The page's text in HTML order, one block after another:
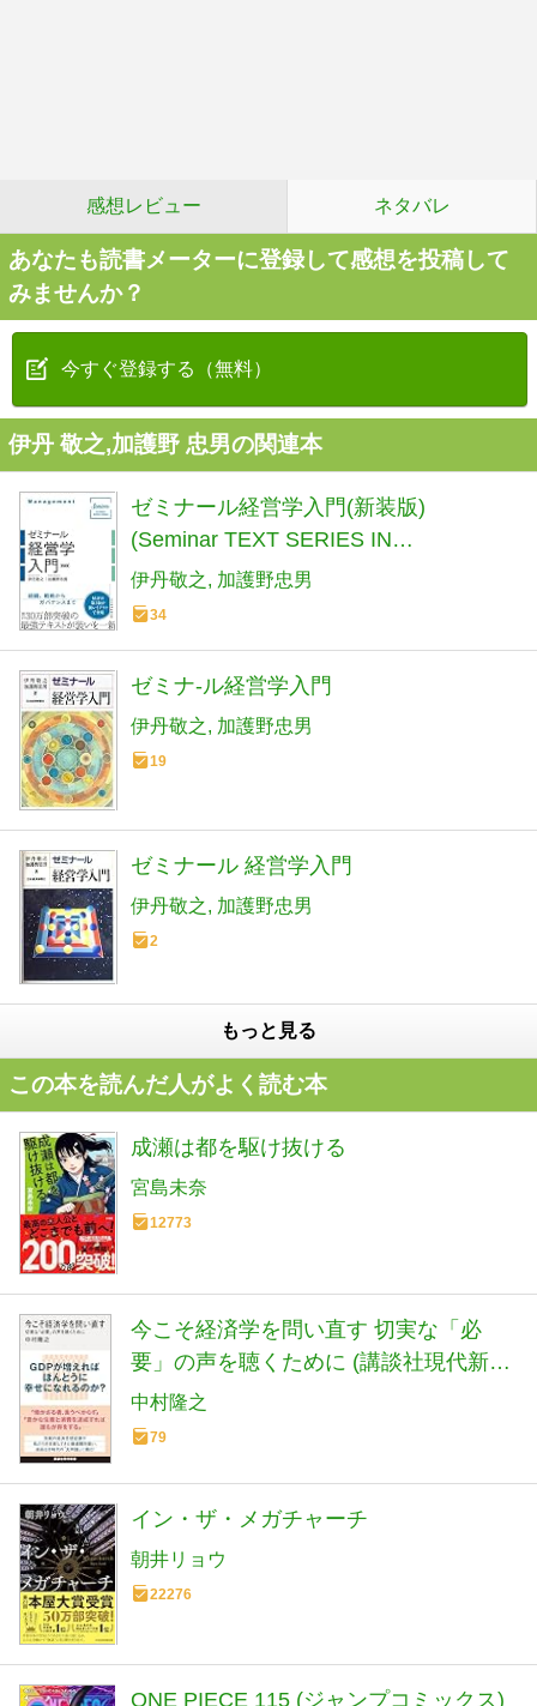
感想レビュー ネタバレ
あなたも読書メーターに登録して感想を投稿して
みませんか？
今すぐ登録する（無料）
伊丹 敬之,加護野 忠男の関連本
ゼミナール経営学入門(新装版)
(Seminar TEXT SERIES IN
BUSINESS&ECO)
伊丹敬之 加護野忠男
34
ゼミナ-ル経営学入門
伊丹敬之 加護野忠男
19
ゼミナール 経営学入門
伊丹敬之 加護野忠男
2
もっと見る
この本を読んだ人がよく読む本
成瀬は都を駆け抜ける
宮島未奈
12773
今こそ経済学を問い直す 切実な「必
要」の声を聴くために (講談社現代新書
2801)
中村隆之
79
イン・ザ・メガチャーチ
朝井リョウ
22276
ONE PIECE 115 (ジャンプコミックス)